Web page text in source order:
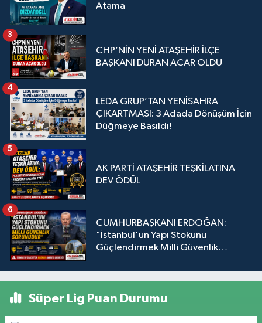
Atama
CHP’NİN YENİ ATAŞEHİR İLÇE
BAŞKANI DURAN ACAR OLDU
3
LEDA GRUP’TAN YENİSAHRA
ÇIKARTMASI: 3 Adada Dönüşüm İçin
Düğmeye Basıldı!
4
AK PARTİ ATAŞEHİR TEŞKİLATINA
DEV ÖDÜL
5
CUMHURBAŞKANI ERDOĞAN:
"İstanbul'un Yapı Stokunu
Güçlendirmek Milli Güvenlik
6
Süper Lig Puan Durumu